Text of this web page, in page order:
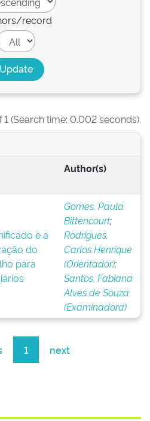
record
1 (Search time: 0.002 seconds).
Author(s)
e a
do
para
Gomes, Paula
Bittencourt;
Rodrigues,
Carlos Henrique
(Orientador);
Santos, Fabiana
Alves de Souza
(Examinadora)
1 next